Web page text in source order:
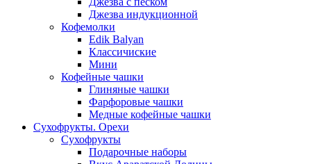
Джезва индукционной
Кофемолки
Edik Balyan
Классичиские
Мини
Кофейные чашки
Глиняные чашки
Фарфоровые чашки
Медные кофейные чашки
Сухофрукты. Орехи
Сухофрукты
Подарочные наборы